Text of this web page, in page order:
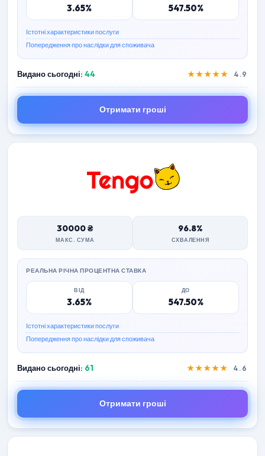
3.65% 547.50%
Істотні характеристики послуги
Попередження про наслідки для споживача
Видано сьогодні: 44 ★★★★★ 4.9
Отримати гроші
30000 ₴
МАКС. СУМА
96.8%
СХВАЛЕННЯ
РЕАЛЬНА РІЧНА ПРОЦЕНТНА СТАВКА
ВІД
3.65%
ДО
547.50%
Істотні характеристики послуги
Попередження про наслідки для споживача
Видано сьогодні: 61 ★★★★★ 4.6
Отримати гроші